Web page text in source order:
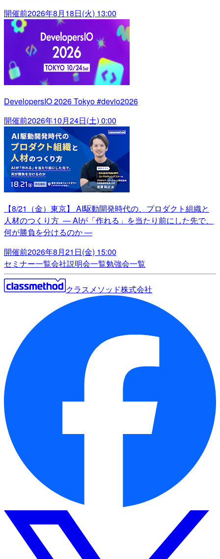
開催前2026年8月18日(火) 13:00
DevelopersIO 2026 Tokyo #devio2026
開催前2026年10月24日(土) 0:00
【8/21（金）東京】 AI駆動開発時代の、プロダクト組織と
人材のつくり方 ― AIが「作れる」を当たり前にした先で、
何が勝負を分けるのか ―
開催前2026年8月21日(金) 15:00
セミナー一覧会社説明会一覧勉強会一覧
クラスメソッド株式会社